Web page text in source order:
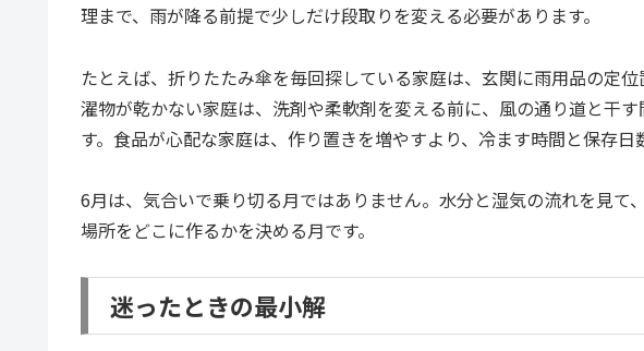
理まで、雨が降る前提で少しだけ段取りを変える必要があります。
たとえば、折りたたみ傘を毎回探している家庭は、玄関に雨用品の定
濯物が乾かない家庭は、洗剤や柔軟剤を変える前に、風の通り道と干
す。食品が心配な家庭は、作り置きを増やすより、冷ます時間と保存日
6月は、気合いで乗り切る月ではありません。水分と湿気の流れを見て
場所をどこに作るかを決める月です。
迷ったときの最小解